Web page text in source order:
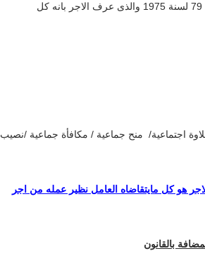
هو ماورد ف قاتون الضمان (التأمين) الاجتماعى رقم 79 لسنة 1975 والذى عرف الاجر بانه كل
اجتماعية/ منح جماعية / مكافأة جماعية /نصيب
م الاحكام العامة بان كامل الاجر هو كل مايتقاضاه العامل نظير عمله من اجر
بالقانون